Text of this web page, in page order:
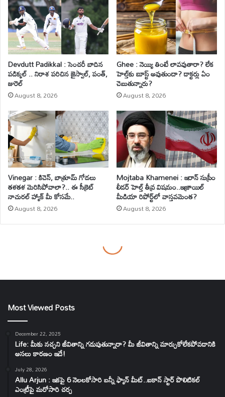
Most Viewed Posts
December 22, 2025
Life: మీకు నచ్చని జీవితాన్ని గడుపుతున్నారా? మీ జీవితాన్ని మార్చుకోలేకపోవడానికి
అసలు కారణం ఇదే!
July 28, 2026
Allu Arjun : ఇకపై 6 నెలలకోసారి బన్నీ ఫ్యాన్ మీట్..ఐకాన్ స్టార్ పొలిటికల్
ఎంట్రీపై మరోసారి చర్చ